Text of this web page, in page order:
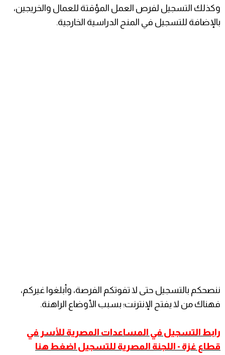
وكذلك التسجيل لفرص العمل المؤقتة للعمال والخريجين،
بالإضافة للتسجيل في المنح الدراسية الخارجية.
ننصحكم بالتسجيل حتى لا تفوتكم الفرصة، وأبلغوا غيركم،
فهناك من لا يفتح الإنترنت؛ بسبب الأوضاع الراهنة.
رابط التسجيل في المساعدات المصرية للأسر في
قطاع غزة - اللجنة المصرية للتسجيل اضغط هنا